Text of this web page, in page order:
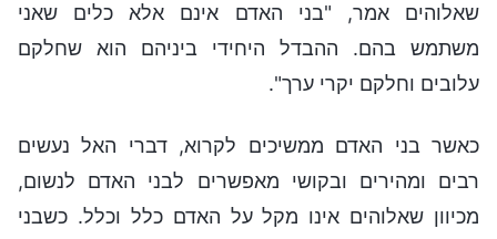
שאלוהים אמר, "בני האדם אינם אלא כלים שאני
משתמש בהם. ההבדל היחידי ביניהם הוא שחלקם
עלובים וחלקם יקרי ערך".
כאשר בני האדם ממשיכים לקרוא, דברי האל נעשים
רבים ומהירים ובקושי מאפשרים לבני האדם לנשום,
מכיוון שאלוהים אינו מקל על האדם כלל וכלל. כשבני